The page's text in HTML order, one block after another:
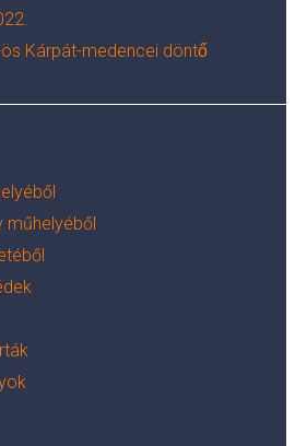
Kárpát-medencei döntő
műhelyéből